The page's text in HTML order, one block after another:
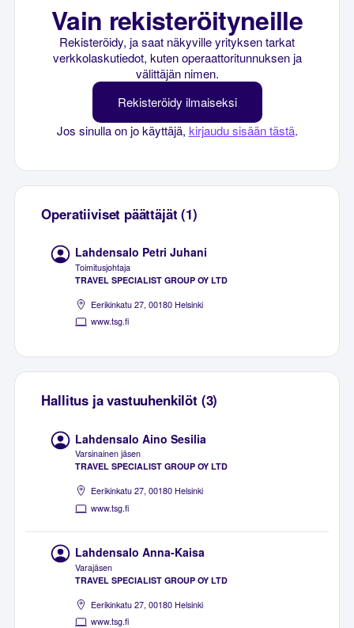
Vain rekisteröityneille
Rekisteröidy, ja saat näkyville yrityksen tarkat
verkkolaskutiedot, kuten operaattoritunnuksen ja
välittäjän nimen.
Rekisteröidy ilmaiseksi
Jos sinulla on jo käyttäjä, kirjaudu sisään tästä.
Operatiiviset päättäjät (1)
Lahdensalo Petri Juhani
Toimitusjohtaja
TRAVEL SPECIALIST GROUP OY LTD
Eerikinkatu 27, 00180 Helsinki
www.tsg.fi
Hallitus ja vastuuhenkilöt (3)
Lahdensalo Aino Sesilia
Varsinainen jäsen
TRAVEL SPECIALIST GROUP OY LTD
Eerikinkatu 27, 00180 Helsinki
www.tsg.fi
Lahdensalo Anna-Kaisa
Varajäsen
TRAVEL SPECIALIST GROUP OY LTD
Eerikinkatu 27, 00180 Helsinki
www.tsg.fi